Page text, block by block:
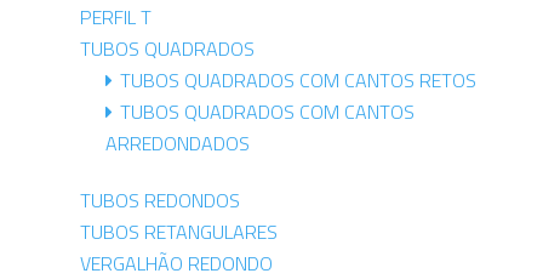
PERFIL T
TUBOS QUADRADOS
TUBOS QUADRADOS COM CANTOS RETOS
TUBOS QUADRADOS COM CANTOS
ARREDONDADOS
TUBOS REDONDOS
TUBOS RETANGULARES
VERGALHÃO REDONDO